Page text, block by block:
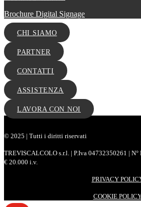
Brochure Digital Signage
CHI SIAMO
PARTNER
CONTATTI
ASSISTENZA
LAVORA CON NOI
© 2025 | Tutti i diritti riservati
TREVISCALCOLO s.r.l. | P.Iva 04732350261 | N°
€ 20.000 i.v.
PRIVACY
COOKIE